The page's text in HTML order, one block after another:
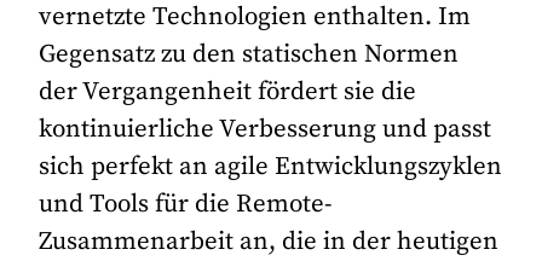
vernetzte Technologien enthalten. Im
Gegensatz zu den statischen Normen
der Vergangenheit fördert sie die
kontinuierliche Verbesserung und passt
sich perfekt an agile Entwicklungszyklen
und Tools für die Remote-
Zusammenarbeit an, die in der heutigen